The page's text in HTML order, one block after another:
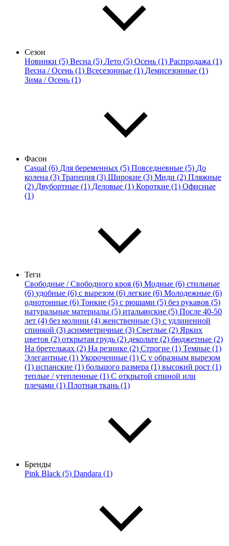
Сезон
Новинки (5) Весна (5) Лето (5) Осень (1) Распродажа (1)
Весна / Осень (1) Всесезонные (1) Демисезонные (1)
Зима / Осень (1)
Фасон
Casual (6) Для беременных (5) Повседневные (5) До
колена (3) Трапеция (3) Широкие (3) Миди (2) Пляжные
(2) Двубортные (1) Деловые (1) Короткие (1) Офисные
(1)
Теги
Свободные / Свободного кроя (6) Модные (6) стильные
(6) удобные (6) с вырезом (6) легкие (6) Молодежные (6)
однотонные (6) Тонкие (5) с рюшами (5) без рукавов (5)
натуральные материалы (5) итальянские (5) После 40-50
лет (4) без молнии (4) женственные (3) с удлиненной
спинкой (3) асимметричные (3) Светлые (2) Ярких
цветов (2) открытая грудь (2) декольте (2) бюджетные (2)
На бретельках (2) На резинке (2) Строгие (1) Темные (1)
Элегантные (1) Укороченные (1) С v образным вырезом
(1) испанские (1) большого размера (1) высокий рост (1)
теплые / утепленные (1) С открытой спиной или
плечами (1) Плотная ткань (1)
Бренды
Pink Black (5) Dandara (1)